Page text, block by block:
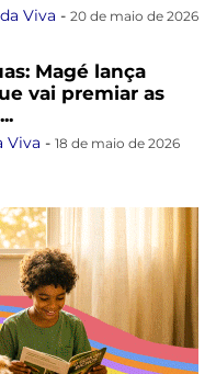
Viva - 20 de maio de 2026
Magé lança
vai premiar as
Viva - 18 de maio de 2026